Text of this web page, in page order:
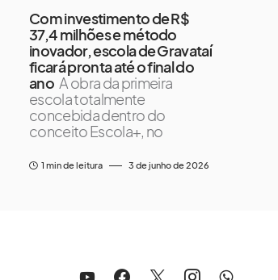
Com investimento de R$
37,4 milhões e método
inovador, escola de Gravataí
ficará pronta até o final do
ano A obra da primeira
escola totalmente
concebida dentro do
conceito Escola+, no
1 min de leitura 3 de junho de 2026